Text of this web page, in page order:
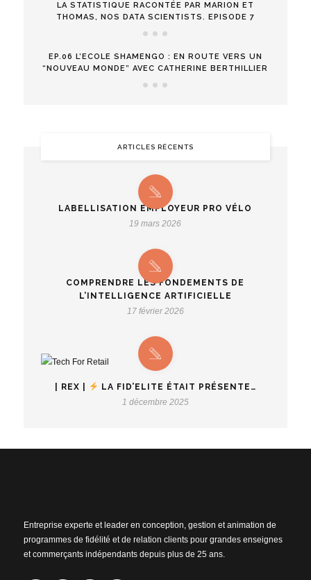
LA STATISTIQUE RACONTÉE PAR MARION ET
THOMAS, NOS DATA SCIENTISTS. EPISODE 7
EP.06 L’ECOLE SHAMENGO : EN ROUTE VERS UN
“NOUVEAU MONDE” AVEC CATHERINE BERTHILLIER
ARTICLES RÉCENTS
LABELLISATION EMPLOYEUR PRO VÉLO
19 mars 2026
COMPRENDRE LES FONDEMENTS DE
L’INTELLIGENCE ARTIFICIELLE
17 février 2026
| REX |
LA FID’ELITE ÉTAIT PRÉSENTE…
1 décembre 2025
Entreprise experte et leader en conception, gestion et animation de
programmes de fidélité et de relation clients pour grandes enseignes
et commerçants indépendants depuis plus de 25 ans.